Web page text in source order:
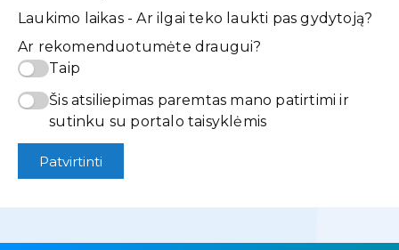
Laukimo laikas - Ar ilgai teko laukti pas gydytoją?
Ar rekomenduotumėte draugui?
Taip
Šis atsiliepimas paremtas mano patirtimi ir
sutinku su portalo taisyklėmis
Patvirtinti